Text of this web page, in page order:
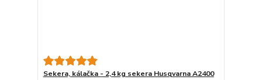
Sekera, kálačka - 2,4 kg sekera Husqvarna A2400